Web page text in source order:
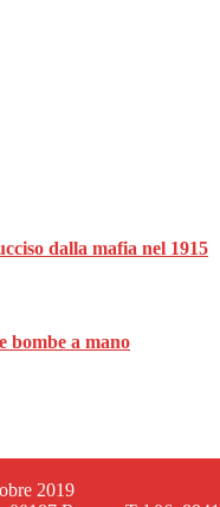
dalla mafia nel 1915
bombe a mano
2019